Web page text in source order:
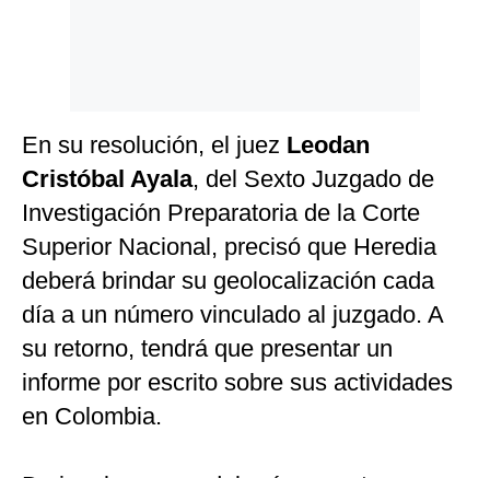
En su resolución, el juez Leodan
Cristóbal Ayala, del Sexto Juzgado de
Investigación Preparatoria de la Corte
Superior Nacional, precisó que Heredia
deberá brindar su geolocalización cada
día a un número vinculado al juzgado. A
su retorno, tendrá que presentar un
informe por escrito sobre sus actividades
en Colombia.